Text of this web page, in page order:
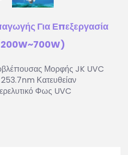
Για Επεξεργασία
Μορφής JK UVC
Κατευθείαν
Φως UVC